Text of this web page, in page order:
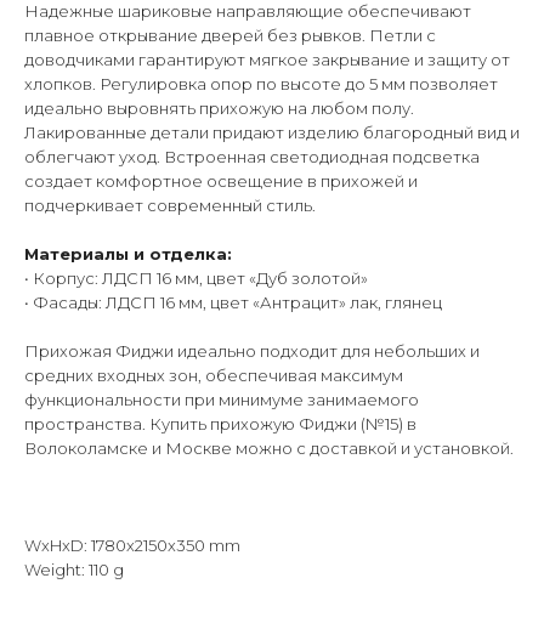
Надежные шариковые направляющие обеспечивают
плавное открывание дверей без рывков. Петли с
доводчиками гарантируют мягкое закрывание и защиту от
хлопков. Регулировка опор по высоте до 5 мм позволяет
идеально выровнять прихожую на любом полу.
Лакированные детали придают изделию благородный вид и
облегчают уход. Встроенная светодиодная подсветка
создает комфортное освещение в прихожей и
подчеркивает современный стиль.
Материалы и отделка:
• Корпус: ЛДСП 16 мм, цвет «Дуб золотой»
• Фасады: ЛДСП 16 мм, цвет «Антрацит» лак, глянец
Прихожая Фиджи идеально подходит для небольших и
средних входных зон, обеспечивая максимум
функциональности при минимуме занимаемого
пространства. Купить прихожую Фиджи (№15) в
Волоколамске и Москве можно с доставкой и установкой.
WxHxD: 1780x2150x350 mm
Weight: 110 g